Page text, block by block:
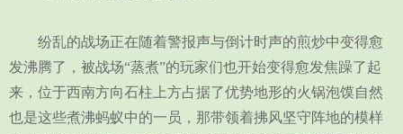
纷乱的战场正在随着警报声与倒计时声的煎炒中变得愈
发沸腾了，被战场“蒸煮”的玩家们也开始变得愈发焦躁了起
来，位于西南方向石柱上方占据了优势地形的火锅泡馍自然
也是这些煮沸蚂蚁中的一员，那带领着拂风坚守阵地的模样